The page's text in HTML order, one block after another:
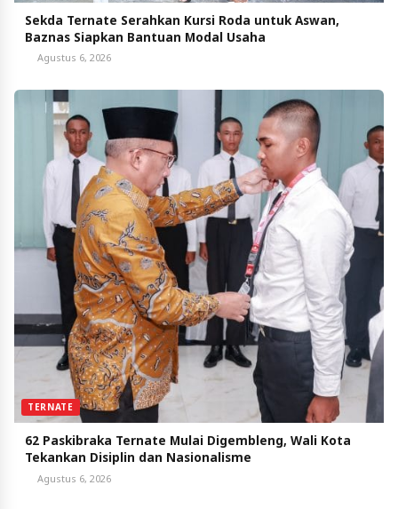
Sekda Ternate Serahkan Kursi Roda untuk Aswan,
Baznas Siapkan Bantuan Modal Usaha
Agustus 6, 2026
TERNATE
62 Paskibraka Ternate Mulai Digembleng, Wali Kota
Tekankan Disiplin dan Nasionalisme
Agustus 6, 2026